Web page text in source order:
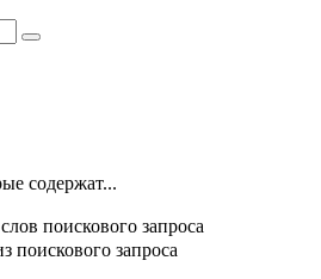
содержат...
поискового запроса
поискового запроса